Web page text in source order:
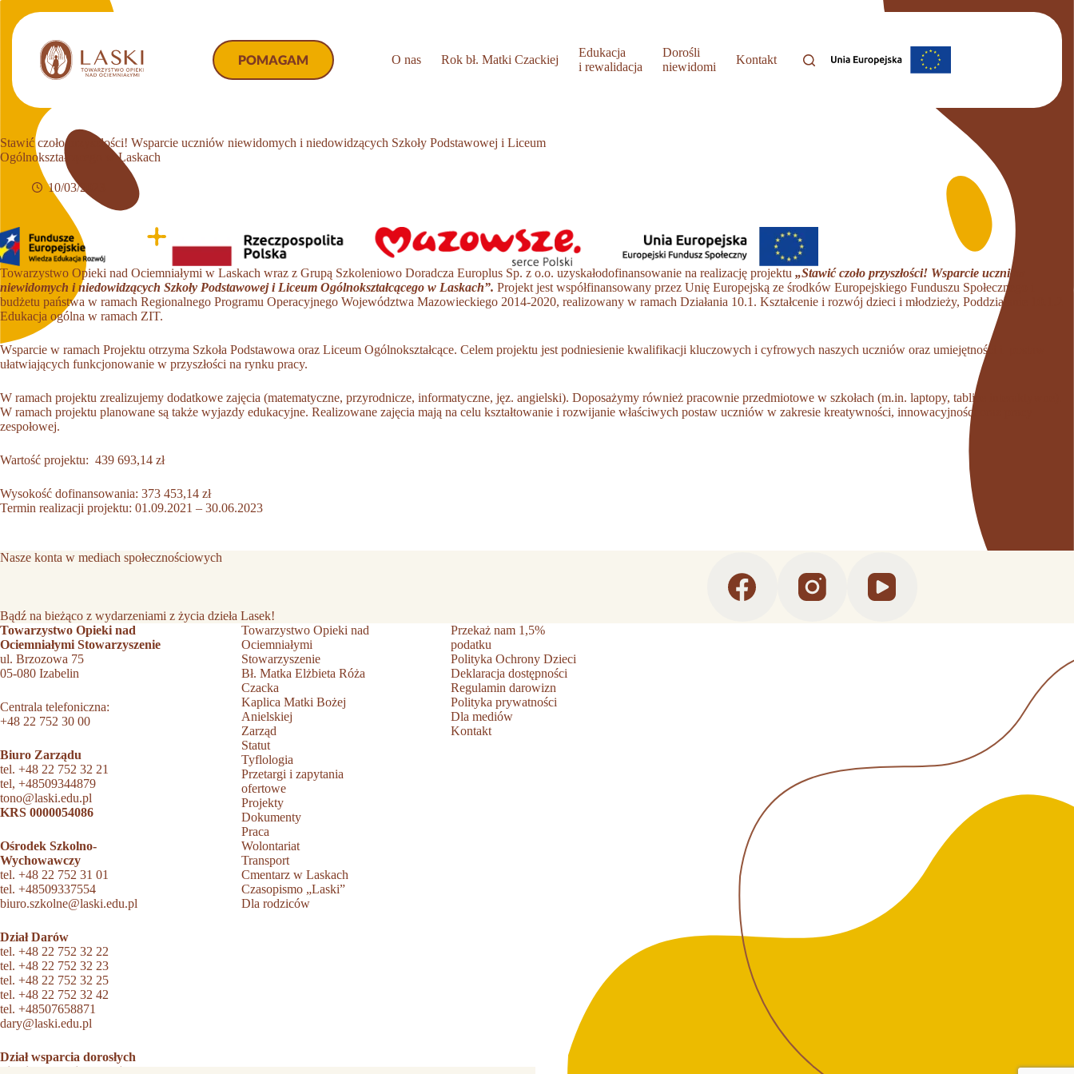
Przejdź
treści
POMAGAM O nas Rok bł. Matki Czackiej
Edukacja
i rewalidacja
Dorośli
niewidomi
Kontakt
Stawić czoło przyszłości! Wsparcie uczniów niewidomych i niedowidzących Szkoły Podstawowej i Liceum
Ogólnokształcącego w Laskach
10/03/2023
Towarzystwo Opieki nad Ociemniałymi w Laskach wraz z Grupą Szkoleniowo Doradcza Europlus Sp. z o.o. uzyskałodofinansowanie na realizację projektu „Stawić czoło przyszłości! Wsparcie uczniów
niewidomych i niedowidzących Szkoły Podstawowej i Liceum Ogólnokształcącego w Laskach”. Projekt jest współfinansowany przez Unię Europejską ze środków Europejskiego Funduszu Społecznego i
budżetu państwa w ramach Regionalnego Programu Operacyjnego Województwa Mazowieckiego 2014-2020, realizowany w ramach Działania 10.1. Kształcenie i rozwój dzieci i młodzieży, Poddziałanie 10.1.2
Edukacja ogólna w ramach ZIT.
Wsparcie w ramach Projektu otrzyma Szkoła Podstawowa oraz Liceum Ogólnokształcące. Celem projektu jest podniesienie kwalifikacji kluczowych i cyfrowych naszych uczniów oraz umiejętności i postaw
ułatwiających funkcjonowanie w przyszłości na rynku pracy.
W ramach projektu zrealizujemy dodatkowe zajęcia (matematyczne, przyrodnicze, informatyczne, jęz. angielski). Doposażymy również pracownie przedmiotowe w szkołach (m.in. laptopy, tablice interaktywne).
W ramach projektu planowane są także wyjazdy edukacyjne. Realizowane zajęcia mają na celu kształtowanie i rozwijanie właściwych postaw uczniów w zakresie kreatywności, innowacyjności oraz pracy
zespołowej.
Wartość projektu: 439 693,14 zł
Wysokość dofinansowania: 373 453,14 zł
Termin realizacji projektu: 01.09.2021 – 30.06.2023
Nasze konta w mediach społecznościowych
Bądź na bieżąco z wydarzeniami z życia dzieła Lasek!
Towarzystwo Opieki nad
Ociemniałymi Stowarzyszenie
ul. Brzozowa 75
05-080 Izabelin
Centrala telefoniczna:
+48 22 752 30 00
Biuro Zarządu
tel. +48 22 752 32 21
tel, +48509344879
tono@laski.edu.pl
KRS 0000054086
Ośrodek Szkolno-
Wychowawczy
tel. +48 22 752 31 01
tel. +48509337554
biuro.szkolne@laski.edu.pl
Dział Darów
tel. +48 22 752 32 22
tel. +48 22 752 32 23
tel. +48 22 752 32 25
tel. +48 22 752 32 42
tel. +48507658871
dary@laski.edu.pl
Dział wsparcia dorosłych
niewidomych i słabowidzących
Towarzystwo Opieki nad
Ociemniałymi
Stowarzyszenie
Bł. Matka Elżbieta Róża
Czacka
Kaplica Matki Bożej
Anielskiej
Zarząd
Statut
Tyflologia
Przetargi i zapytania
ofertowe
Projekty
Dokumenty
Praca
Wolontariat
Transport
Cmentarz w Laskach
Czasopismo „Laski”
Dla rodziców
Przekaż nam 1,5%
podatku
Polityka Ochrony Dzieci
Deklaracja dostępności
Regulamin darowizn
Polityka prywatności
Dla mediów
Kontakt